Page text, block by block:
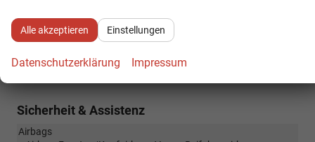
Telefon
Freisprecheinrichtung, Bluetooth
Volldigitales Kombiinstrument (Virtual Cockpit)
Sicherheit & Assistenz
Airbags
Alle akzeptieren Einstellungen
Datenschutzerklärung Impressum